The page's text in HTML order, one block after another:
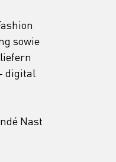
sowie
digital
Nast